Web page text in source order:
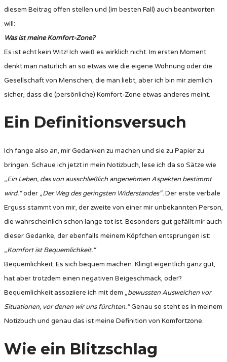
diesem Beitrag offen stellen und (im besten Fall) auch beantworten
will:
Was ist meine Komfort-Zone?
Es ist echt kein Witz! Ich weiß es wirklich nicht. Im ersten Moment
denkt man natürlich an so etwas wie die eigene Wohnung oder die
Gesellschaft von Menschen, die man liebt, aber ich bin mir ziemlich
sicher, dass die (persönliche) Komfort-Zone etwas anderes meint.
Ein Definitionsversuch
Ich fange also an, mir Gedanken zu machen und sie zu Papier zu
bringen. Schaue ich jetzt in mein Notizbuch, lese ich da so Sätze wie
„Ein Leben, das von ausschließlich angenehmen Aspekten bestimmt
wird.“oder „Der Weg des geringsten Widerstandes“.Der erste verbale
Erguss stammt von mir, der zweite von einer mir unbekannten Person,
die wahrscheinlich schon lange tot ist. Besonders gut gefällt mir auch
dieser Gedanke, der ebenfalls meinem Köpfchen entsprungen ist:
„Komfort ist Bequemlichkeit.“
Bequemlichkeit. Es sich bequem machen. Klingt eigentlich ganz gut,
hat aber trotzdem einen negativen Beigeschmack, oder?
Bequemlichkeit assoziiere ich mit dem „bewussten Ausweichen vor
Situationen, vor denen wir uns fürchten.“Genau so steht es in meinem
Notizbuch und genau das ist meine Definition von Komfortzone.
Wie ein Blitzschlag